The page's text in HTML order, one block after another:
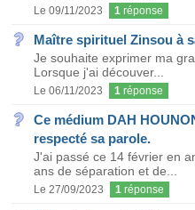
Le 09/11/2023 1 réponse
Maître spirituel Zinsou à
Je souhaite exprimer ma
Lorsque j'ai découver...
Le 06/11/2023 1 réponse
Ce médium DAH
respecté sa parole.
J'ai passé ce 14 février en
ans de séparation et de...
Le 27/09/2023 1 réponse